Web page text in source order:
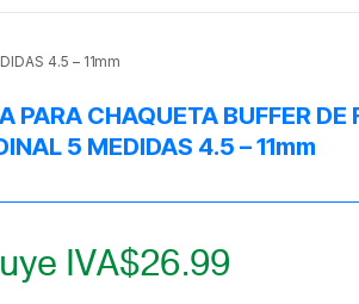
4.5 – 11mm
PARA CHAQUETA BUFFER
5 MEDIDAS 4.5 – 11mm
$26.99
IVA